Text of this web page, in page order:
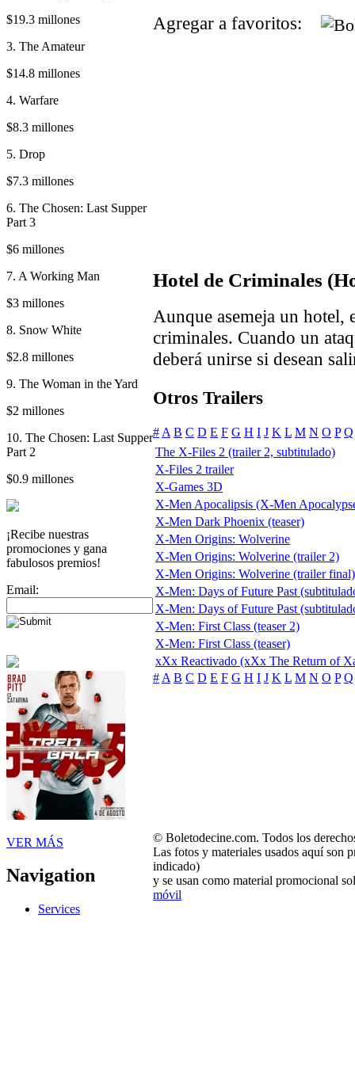
$19.3 millones
3. The Amateur
$14.8 millones
4. Warfare
$8.3 millones
5. Drop
$7.3 millones
6. The Chosen: Last Supper
Part 3
$6 millones
7. A Working Man
$3 millones
8. Snow White
$2.8 millones
9. The Woman in the Yard
$2 millones
10. The Chosen: Last Supper
Part 2
$0.9 millones
¡Recibe nuestras
promociones y gana
fabulosos premios!
Email:
VER MÁS
Navigation
Services
Agregar a favoritos:
Hotel de Criminales
Aunque asemeja un hotel,
criminales. Cuando un
deberá unirse si desean
Otros Trailers
# A B C D E F G H I J K L M N O P Q
The X-Files 2 (trailer 2, subtitulado)
X-Files 2 trailer
X-Games 3D
X-Men Apocalipsis (X-Men
X-Men Dark Phoenix (teaser)
X-Men Origins: Wolverine
X-Men Origins: Wolverine (trailer 2)
X-Men Origins: Wolverine (trailer final)
X-Men: Days of Future Past
X-Men: Days of Future Past
X-Men: First Class (teaser 2)
X-Men: First Class (teaser)
xXx Reactivado (xXx The Return of
# A B C D E F G H I J K L M N O P Q
© Boletodecine.com. Todos los
Las fotos y materiales usados aquí son
indicado)
y se usan como material promocional
móvil